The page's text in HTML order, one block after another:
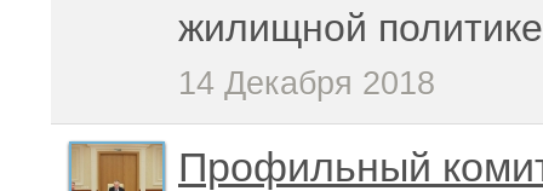
жилищной политике
14 Декабря 2018
Профильный